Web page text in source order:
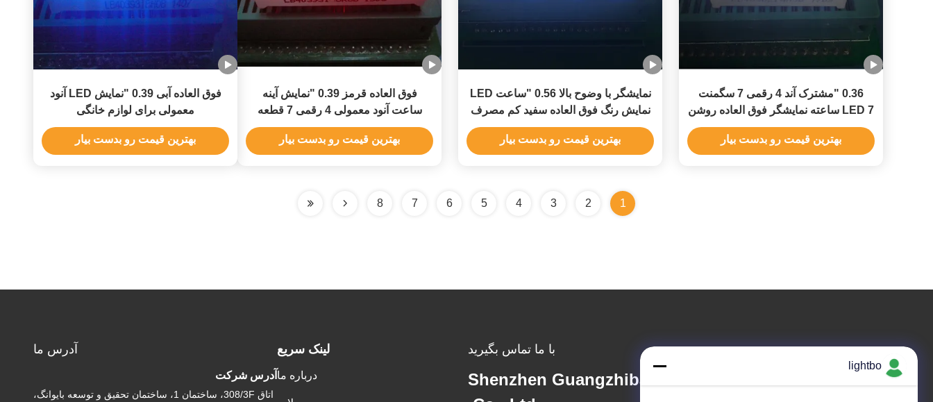
0.36 "مشترک آند 4 رقمی 7 سگمنت
LED 7 ساعته نمایشگر فوق العاده روشن
سفید برای کنترل تایمر دیجیتال
بهترین قیمت رو بدست بیار
نمایشگر با وضوح بالا 0.56 "ساعت LED
نمایش رنگ فوق العاده سفید کم مصرف
برق
بهترین قیمت رو بدست بیار
فوق العاده قرمز 0.39 "نمایش آینه
ساعت آنود معمولی 4 رقمی 7 قطعه
برای پانل ابزار
بهترین قیمت رو بدست بیار
فوق العاده آبی 0.39 "نمایش LED آنود
معمولی برای لوازم خانگی
بهترین قیمت رو بدست بیار
1
2
3
4
5
6
7
8
با ما تماس بگیرید
Shenzhen Guangzhibao Technology
لینک سریع
درباره ما
آدرس ما
آدرس شرکت
اتاق 308/3F، ساختمان 1، ساختمان تحقیق و توسعه بایوانگ،
lightbo